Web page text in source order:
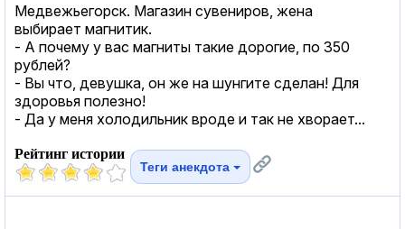
Медвежьегорск. Магазин сувениров, жена
выбирает магнитик.
- А почему у вас магниты такие дорогие, по 350
рублей?
- Вы что, девушка, он же на шунгите сделан! Для
здоровья полезно!
- Да у меня холодильник вроде и так не хворает...
Рейтинг истории
Теги анекдота